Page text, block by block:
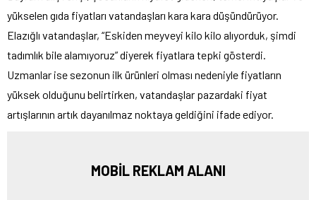
yükselen gıda fiyatları vatandaşları kara kara düşündürüyor.
Elazığlı vatandaşlar, “Eskiden meyveyi kilo kilo alıyorduk, şimdi
tadımlık bile alamıyoruz” diyerek fiyatlara tepki gösterdi.
Uzmanlar ise sezonun ilk ürünleri olması nedeniyle fiyatların
yüksek olduğunu belirtirken, vatandaşlar pazardaki fiyat
artışlarının artık dayanılmaz noktaya geldiğini ifade ediyor.
MOBİL REKLAM ALANI